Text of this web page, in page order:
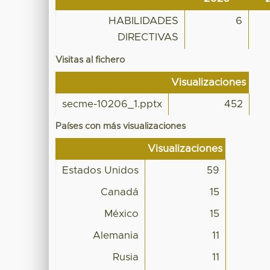
HABILIDADES
DIRECTIVAS
6
Visitas al fichero
Visualizaciones
secme-10206_1.pptx 452
Países con más visualizaciones
Visualizaciones
Estados Unidos 59
Canadá 15
México 15
Alemania 11
Rusia 11